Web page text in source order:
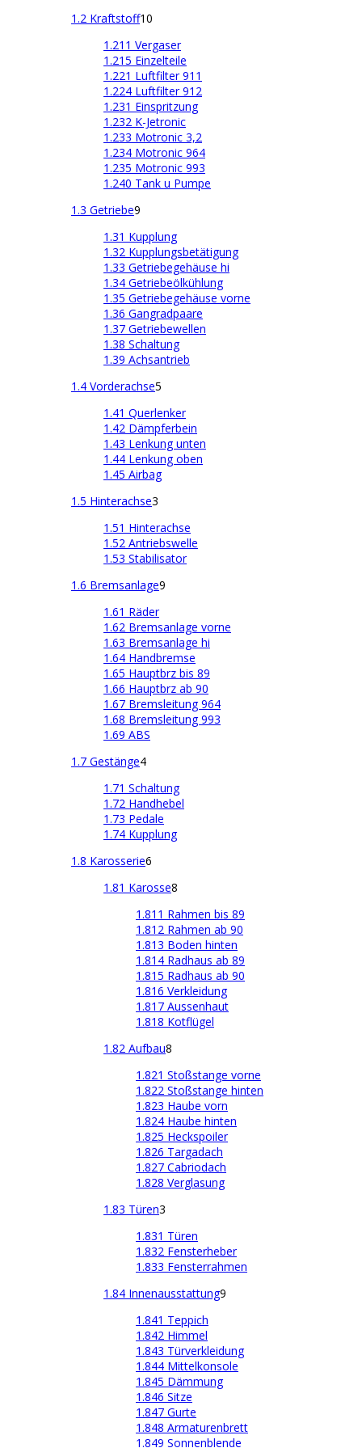
1.2 Kraftstoff10
1.211 Vergaser
1.215 Einzelteile
1.221 Luftfilter 911
1.224 Luftfilter 912
1.231 Einspritzung
1.232 K-Jetronic
1.233 Motronic 3,2
1.234 Motronic 964
1.235 Motronic 993
1.240 Tank u Pumpe
1.3 Getriebe9
1.31 Kupplung
1.32 Kupplungsbetätigung
1.33 Getriebegehäuse hi
1.34 Getriebeölkühlung
1.35 Getriebegehäuse vorne
1.36 Gangradpaare
1.37 Getriebewellen
1.38 Schaltung
1.39 Achsantrieb
1.4 Vorderachse5
1.41 Querlenker
1.42 Dämpferbein
1.43 Lenkung unten
1.44 Lenkung oben
1.45 Airbag
1.5 Hinterachse3
1.51 Hinterachse
1.52 Antriebswelle
1.53 Stabilisator
1.6 Bremsanlage9
1.61 Räder
1.62 Bremsanlage vorne
1.63 Bremsanlage hi
1.64 Handbremse
1.65 Hauptbrz bis 89
1.66 Hauptbrz ab 90
1.67 Bremsleitung 964
1.68 Bremsleitung 993
1.69 ABS
1.7 Gestänge4
1.71 Schaltung
1.72 Handhebel
1.73 Pedale
1.74 Kupplung
1.8 Karosserie6
1.81 Karosse8
1.811 Rahmen bis 89
1.812 Rahmen ab 90
1.813 Boden hinten
1.814 Radhaus ab 89
1.815 Radhaus ab 90
1.816 Verkleidung
1.817 Aussenhaut
1.818 Kotflügel
1.82 Aufbau8
1.821 Stoßstange vorne
1.822 Stoßstange hinten
1.823 Haube vorn
1.824 Haube hinten
1.825 Heckspoiler
1.826 Targadach
1.827 Cabriodach
1.828 Verglasung
1.83 Türen3
1.831 Türen
1.832 Fensterheber
1.833 Fensterrahmen
1.84 Innenausstattung9
1.841 Teppich
1.842 Himmel
1.843 Türverkleidung
1.844 Mittelkonsole
1.845 Dämmung
1.846 Sitze
1.847 Gurte
1.848 Armaturenbrett
1.849 Sonnenblende